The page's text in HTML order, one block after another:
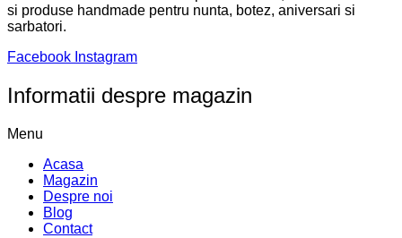
si produse handmade pentru nunta, botez, aniversari si
sarbatori.
Facebook Instagram
Informatii despre magazin
Menu
Acasa
Magazin
Despre noi
Blog
Contact